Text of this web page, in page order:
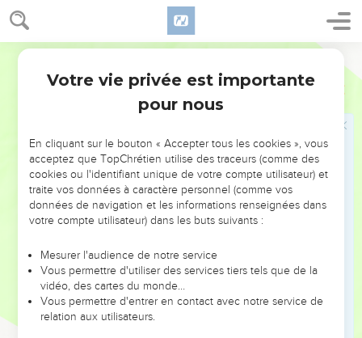
Actes 28
24 Les uns ont été convaincus par ce qu'il disait, les autres
n’ont pas cru.
Comme ils se retiraient en désaccord, Paul n'a ajouté que
ces mots : « C'est avec raison que le Saint-Esprit a dit à nos
ancêtres par l’intermédiaire du prophète Esaïe :
Va vers ce peuple et dis : ‘Vous aurez beau entendre,
vous ne comprendrez pas ; vous aurez beau regarder, vous
ne verrez pas.’
En effet, le cœur de ce peuple est devenu insensible ; ils
se sont bouché les oreilles et ils ont fermé les yeux de peur
leur cœur ne comprenne, de peur qu'ils ne se convertissent
et que je ne les guérisse.
Sachez donc que le salut de Dieu a été envoyé aux non-
Juifs, et eux, ils l'écouteront. »
Votre vie privée est importante
pour nous
En cliquant sur le bouton « Accepter tous les cookies », vous
acceptez que TopChrétien utilise des traceurs (comme des
cookies ou l'identifiant unique de votre compte utilisateur) et
traite vos données à caractère personnel (comme vos
données de navigation et les informations renseignées dans
votre compte utilisateur) dans les buts suivants :
Mesurer l'audience de notre service
Vous permettre d'utiliser des services tiers tels que de la
vidéo, des cartes du monde…
Vous permettre d'entrer en contact avec notre service de
relation aux utilisateurs.